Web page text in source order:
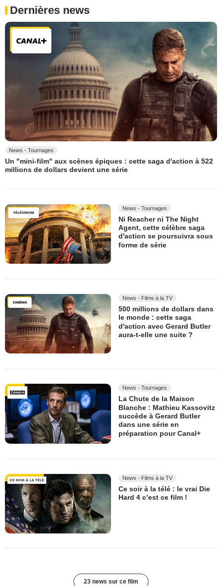
Dernières news
News - Tournages
Un "mini-film" aux scènes épiques : cette saga d'action à 522
millions de dollars devient une série
News - Tournages
Ni Reacher ni The Night
Agent, cette célèbre saga
d'action se poursuivra sous
forme de série
News - Films à la TV
500 millions de dollars dans
le monde : cette saga
d'action avec Gerard Butler
aura-t-elle une suite ?
News - Tournages
La Chute de la Maison
Blanche : Mathieu Kassovitz
succède à Gerard Butler
dans une série en
préparation pour Canal+
News - Films à la TV
Ce soir à la télé : le vrai Die
Hard 4 c’est ce film !
23 news sur ce film